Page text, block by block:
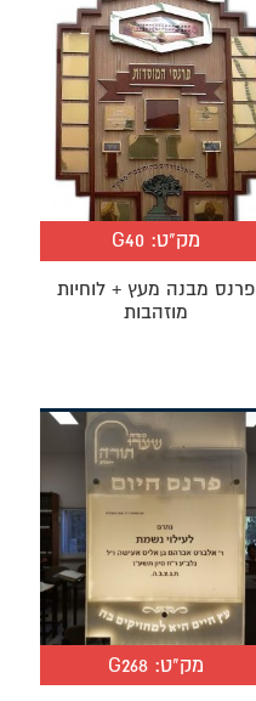
מק"ט: G40
פרנס מבנה מעץ + לוחיות
מוזהבות
מק"ט: G268